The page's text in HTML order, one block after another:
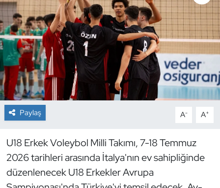
Paylaş A- A+
U18 Erkek Voleybol Milli Takımı, 7-18 Temmuz
2026 tarihleri arasında İtalya'nın ev sahipliğinde
düzenlenecek U18 Erkekler Avrupa
Buz Pateni
Çim Hokeyi
Cimnastik
Curling
Dağcılık
Dövüş Sanatı
E-Spor